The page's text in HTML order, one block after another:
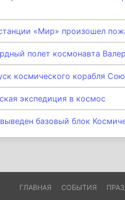
«Мир» произошел
полет космонавта
космического корабля
экспедиция в космос
базовый блок
ГЛАВНАЯ СОБЫТИЯ